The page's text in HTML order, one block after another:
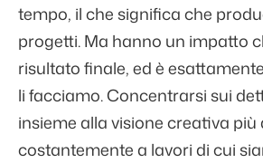
tempo, il che significa che
progetti. Ma hanno un impatto
risultato finale, ed è
li facciamo. Concentrarsi sui
insieme alla visione creativa
costantemente a lavori di cui